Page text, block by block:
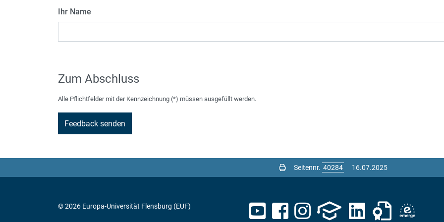
Ihr Name
Zum Abschluss
Alle Pflichtfelder mit der Kennzeichnung (*) müssen ausgefüllt werden.
Seitennr. 16.07.2025
© 2026 Europa-Universität Flensburg (EUF)